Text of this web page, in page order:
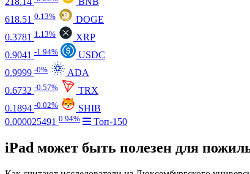
618.51 0.13%
DOGE
0.3781 1.13%
XRP
0.9041 -1.94%
USDC
0.9999 -0%
ADA
0.6732 -0.57%
TRX
0.1894 -0.02%
SHIB
0.000025491 0.94% Топ-150
iPad может быть полезен для